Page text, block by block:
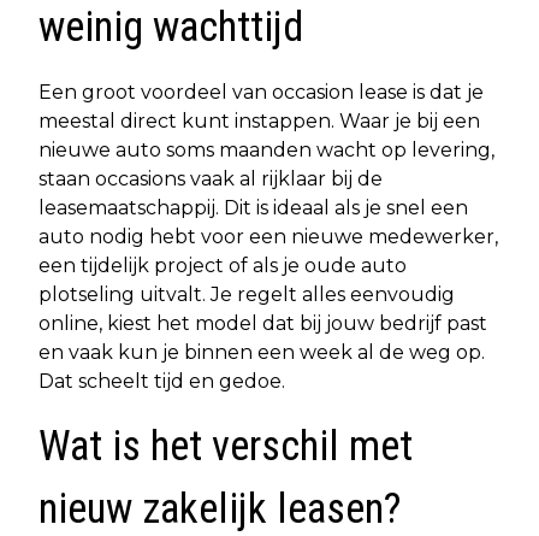
weinig wachttijd
Een groot voordeel van occasion lease is dat je
meestal direct kunt instappen. Waar je bij een
nieuwe auto soms maanden wacht op levering,
staan occasions vaak al rijklaar bij de
leasemaatschappij. Dit is ideaal als je snel een
auto nodig hebt voor een nieuwe medewerker,
een tijdelijk project of als je oude auto
plotseling uitvalt. Je regelt alles eenvoudig
online, kiest het model dat bij jouw bedrijf past
en vaak kun je binnen een week al de weg op.
Dat scheelt tijd en gedoe.
Wat is het verschil met
nieuw zakelijk leasen?